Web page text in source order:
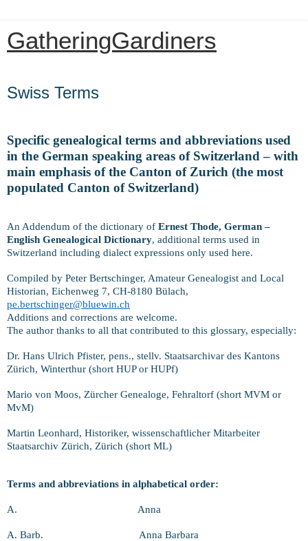
GatheringGardiners
Swiss Terms
Specific genealogical terms and abbreviations used
in the German speaking areas of Switzerland – with
main emphasis of the Canton of Zurich (the most
populated Canton of Switzerland)
An Addendum of the dictionary of Ernest Thode, German –
English Genealogical Dictionary, additional terms used in
Switzerland including dialect expressions only used here.
Compiled by Peter Bertschinger, Amateur Genealogist and Local
Historian, Eichenweg 7, CH-8180 Bülach,
pe.bertschinger@bluewin.ch
Additions and corrections are welcome.
The author thanks to all that contributed to this glossary, especially:
Dr. Hans Ulrich Pfister, pens., stellv. Staatsarchivar des Kantons
Zürich, Winterthur (short HUP or HUPf)
Mario von Moos, Zürcher Genealoge, Fehraltorf (short MVM or
MvM)
Martin Leonhard, Historiker, wissenschaftlicher Mitarbeiter
Staatsarchiv Zürich, Zürich (short ML)
Terms and abbreviations in alphabetical order:
A. Anna
A. Barb. Anna Barbara